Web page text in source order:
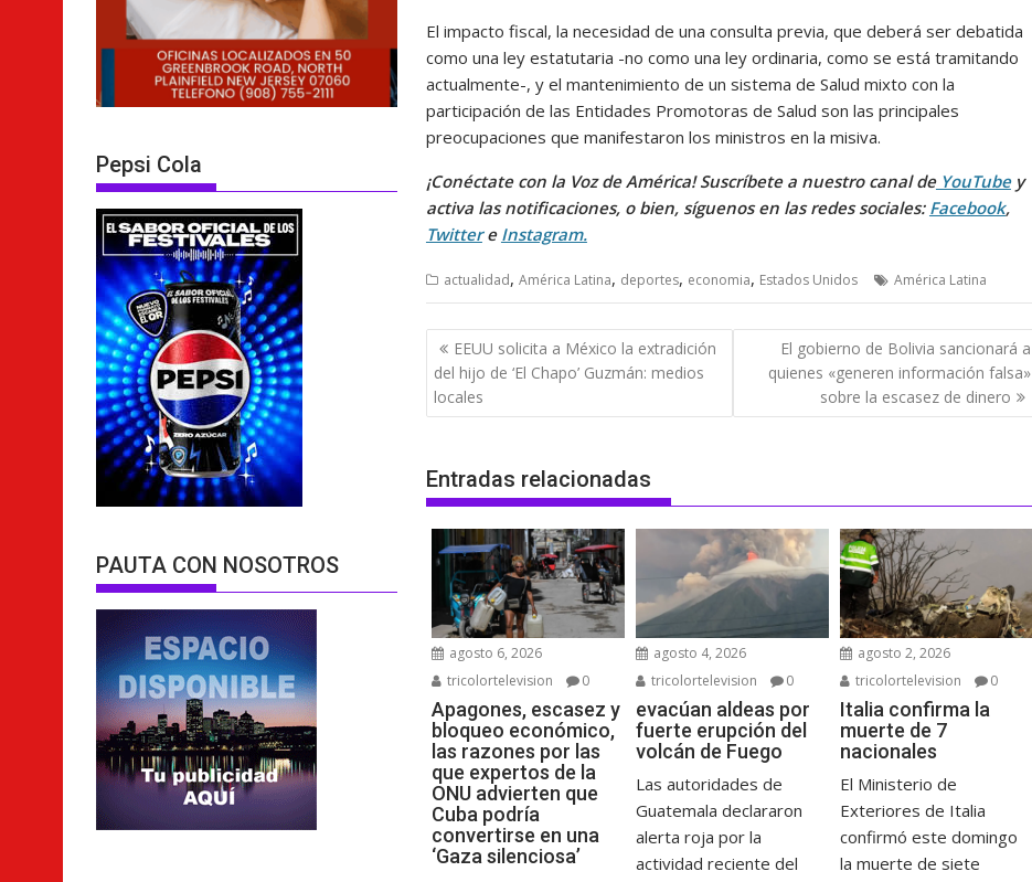
El impacto fiscal, la necesidad de una consulta previa, que deberá ser debatida
como una ley estatutaria -no como una ley ordinaria, como se está tramitando
actualmente-, y el mantenimiento de un sistema de Salud mixto con la
participación de las Entidades Promotoras de Salud son las principales
preocupaciones que manifestaron los ministros en la misiva.
¡Conéctate con la Voz de América! Suscríbete a nuestro canal deYouTubey
activa las notificaciones, o bien, síguenos en las redes sociales: Facebook,
Twittere Instagram.
actualidad, América Latina, deportes, economia, Estados Unidos América Latina
Navegación
de
entradas
EEUU solicita a México la extradición
del hijo de ‘El Chapo’ Guzmán: medios
locales
El gobierno de Bolivia sancionará a
quienes «generen información falsa»
sobre la escasez de dinero
Entradas relacionadas
agosto 6, 2026
tricolortelevision
0
Apagones, escasez y
bloqueo económico,
las razones por las
que expertos de la
ONU advierten que
Cuba podría
convertirse en una
‘Gaza silenciosa’
agosto 4, 2026
tricolortelevision
0
evacúan aldeas por
fuerte erupción del
volcán de Fuego
Las autoridades de
Guatemala declararon
alerta roja por la
actividad reciente del
agosto 2, 2026
tricolortelevision
0
Italia confirma la
muerte de 7
nacionales
El Ministerio de
Exteriores de Italia
confirmó este domingo
la muerte de siete
Pepsi Cola
PAUTA CON NOSOTROS